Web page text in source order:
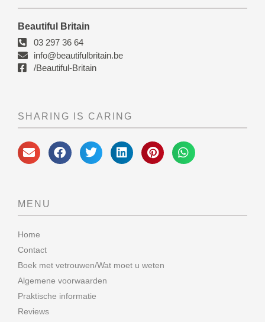
Beautiful Britain
03 297 36 64
info@beautifulbritain.be
/Beautiful-Britain
SHARING IS CARING
MENU
Home
Contact
Boek met vetrouwen/Wat moet u weten
Algemene voorwaarden
Praktische informatie
Reviews